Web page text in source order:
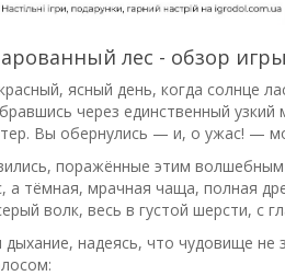
лес - обзор игры
ясный день, когда солнце
через единственный
Вы обернулись — и, о ужас! —
поражённые этим
а тёмная, мрачная чаща, полная
волк, весь в густой шерсти, с
дыхание, надеясь, что чудовище